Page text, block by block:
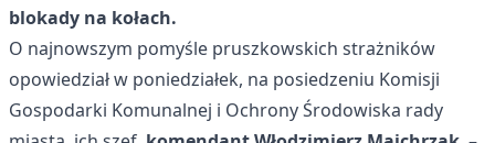
blokady na kołach.
O najnowszym pomyśle pruszkowskich strażników
opowiedział w poniedziałek, na posiedzeniu Komisji
Gospodarki Komunalnej i Ochrony Środowiska rady